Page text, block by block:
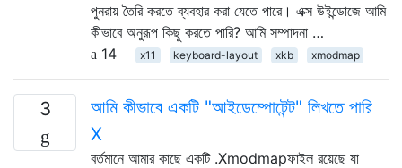
পুনরায় তৈরি করতে ব্যবহার করা যেতে পারে। এক্স উইন্ডোজে আমি
কীভাবে অনুরূপ কিছু করতে পারি? আমি সম্পাদনা …
14
x11 keyboard-layout xkb xmodmap
3
আমি কীভাবে একটি "আইডেম্পোটেন্ট" লিখতে পারি
X
বর্তমানে আমার কাছে একটি .Xmodmapফাইল রয়েছে যা